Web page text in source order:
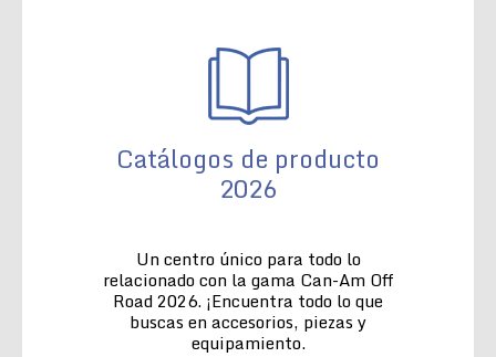
Catálogos de producto
2026
Un centro único para todo lo
relacionado con la gama Can-Am Off
Road 2026. ¡Encuentra todo lo que
buscas en accesorios, piezas y
equipamiento.